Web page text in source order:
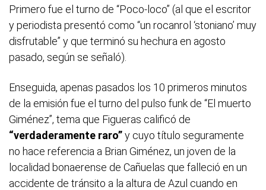
Primero fue el turno de “Poco-loco” (al que el escritor
y periodista presentó como “un rocanrol ‘stoniano’ muy
disfrutable” y que terminó su hechura en agosto
pasado, según se señaló).
Enseguida, apenas pasados los 10 primeros minutos
de la emisión fue el turno del pulso funk de “El muerto
Giménez”, tema que Figueras calificó de
“verdaderamente raro”y cuyo título seguramente
no hace referencia a Brian Giménez, un joven de la
localidad bonaerense de Cañuelas que falleció en un
accidente de tránsito a la altura de Azul cuando en